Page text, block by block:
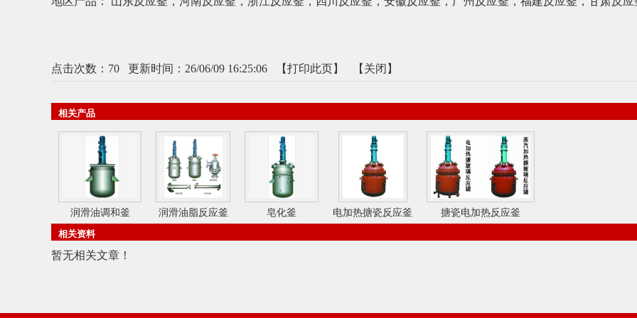
点击次数： 70 更新时间：26/06/09 16:25:06 【打印此页 】 【 关闭 】
相关产品
润滑油调和釜 润滑油脂反应釜 皂化釜 电加热搪瓷反应釜
搪瓷电加热反应釜
相关资料
暂无相关文章！